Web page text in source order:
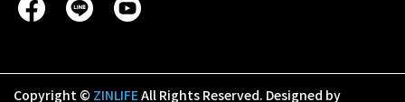
Copyright © ZINLIFEAll Rights Reserved. Designed by